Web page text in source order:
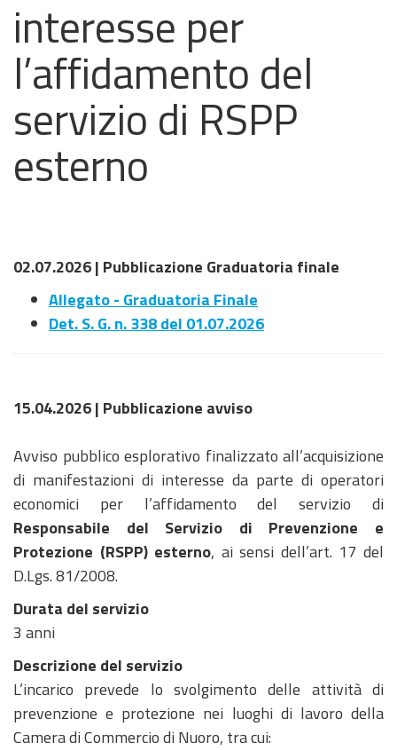
interesse per
l’affidamento del
servizio di RSPP
esterno
02.07.2026 | Pubblicazione Graduatoria finale
Allegato - Graduatoria Finale
Det. S. G. n. 338 del 01.07.2026
15.04.2026 | Pubblicazione avviso
Avviso pubblico esplorativo finalizzato all’acquisizione
di manifestazioni di interesse da parte di operatori
economici per l’affidamento del servizio di
Responsabile del Servizio di Prevenzione e
Protezione (RSPP) esterno, ai sensi dell’art. 17 del
D.Lgs. 81/2008.
Durata del servizio
3 anni
Descrizione del servizio
L’incarico prevede lo svolgimento delle attività di
prevenzione e protezione nei luoghi di lavoro della
Camera di Commercio di Nuoro, tra cui: